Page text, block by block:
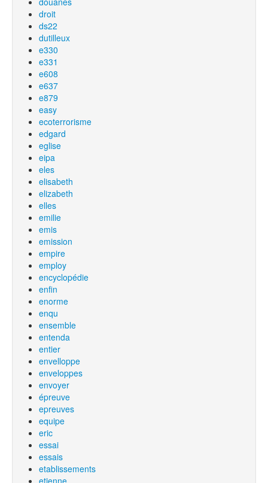
droit
ds22
dutilleux
e330
e331
e608
e637
e879
easy
ecoterrorisme
edgard
eglise
eipa
eles
elisabeth
elizabeth
elles
emilie
emis
emission
empire
employ
encyclopédie
enfin
enorme
enqu
ensemble
entenda
entier
envelloppe
enveloppes
envoyer
épreuve
epreuves
equipe
eric
essai
essais
etablissements